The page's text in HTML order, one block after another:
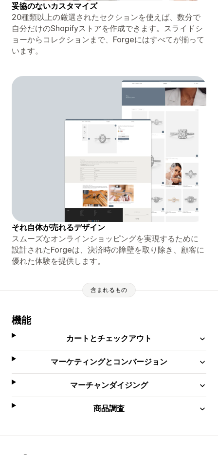
妥協のないカスタマイズ
20種類以上の厳選されたセクションを使えば、数分で
自分だけのShopifyストアを作成できます。スライドシ
ョーからコレクションまで、Forgeにはすべてが揃って
います。
それ自体が売れるデザイン
スムーズなオンラインショッピングを実現するために
設計されたForgeは、決済時の障壁を取り除き、顧客に
優れた体験を提供します。
含まれるもの
機能
カートとチェックアウト
マーケティングとコンバージョン
マーチャンダイジング
商品調査